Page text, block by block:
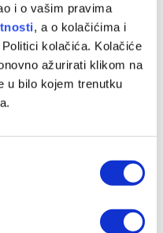
i o vašim pravima
, a o kolačićima i
kolačića. Kolačiće
ažurirati klikom na
u bilo kojem trenutku